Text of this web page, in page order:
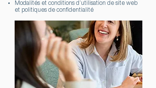
Modalités et conditions d’utilisation de site web
et politiques de confidentialité